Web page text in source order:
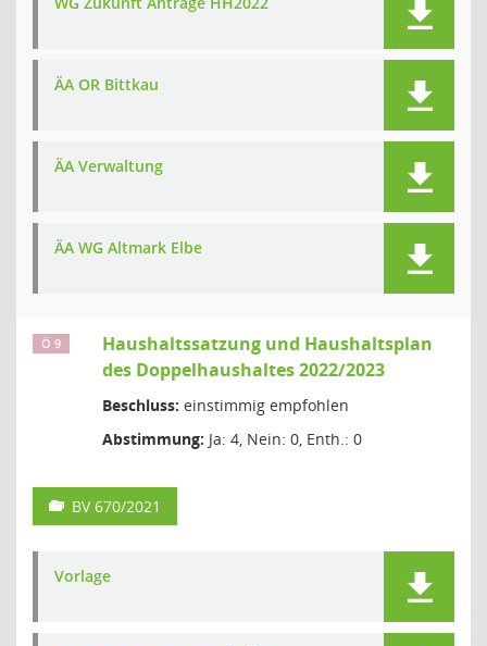
ÄA OR Bittkau
ÄA Verwaltung
ÄA WG Altmark Elbe
Ö 9
Haushaltssatzung und Haushaltsplan
des Doppelhaushaltes 2022/2023
Beschluss: einstimmig empfohlen
Abstimmung: Ja: 4, Nein: 0, Enth.: 0
BV 670/2021
Vorlage